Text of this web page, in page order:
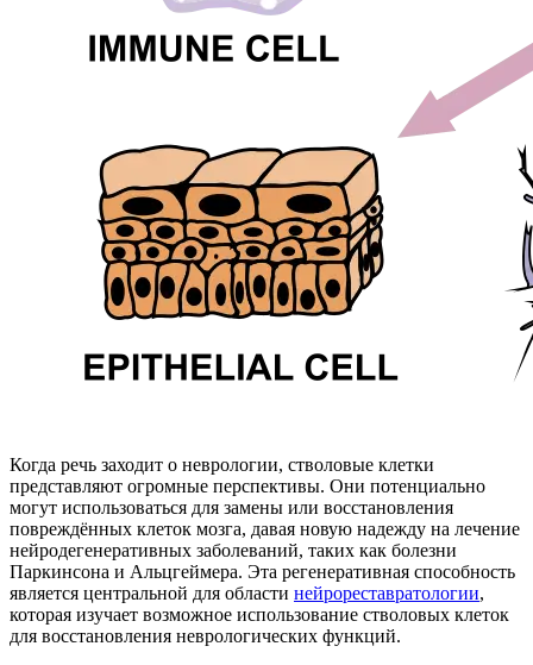
Когда речь заходит о неврологии, стволовые клетки
представляют огромные перспективы. Они потенциально
могут использоваться для замены или восстановления
повреждённых клеток мозга, давая новую надежду на лечение
нейродегенеративных заболеваний, таких как болезни
Паркинсона и Альцгеймера. Эта регенеративная способность
является центральной для области нейрореставратологии,
которая изучает возможное использование стволовых клеток
для восстановления неврологических функций.